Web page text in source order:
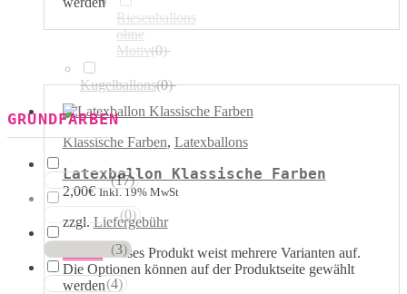
Klassische Farben, Latexballons
Latexballon Klassische Farben
2,00€ Inkl. 19% MwSt
zzgl. Liefergebühr
Dieses Produkt weist mehrere Varianten auf.
Die Optionen können auf der Produktseite gewählt
werden
Riesenballons
ohne
Motiv(0)
Kugelballons(0)
GRUNDFARBEN
Weisstöne (17)
Transparent (0)
(3)
Grautöne (4)